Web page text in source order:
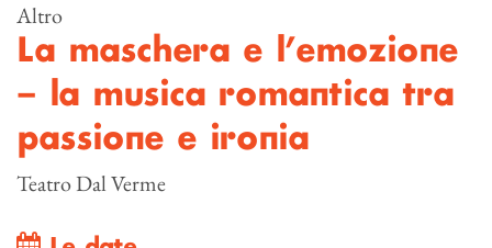
Altro
La maschera e l’emozione
– la musica romantica tra
passione e ironia
Teatro Dal Verme